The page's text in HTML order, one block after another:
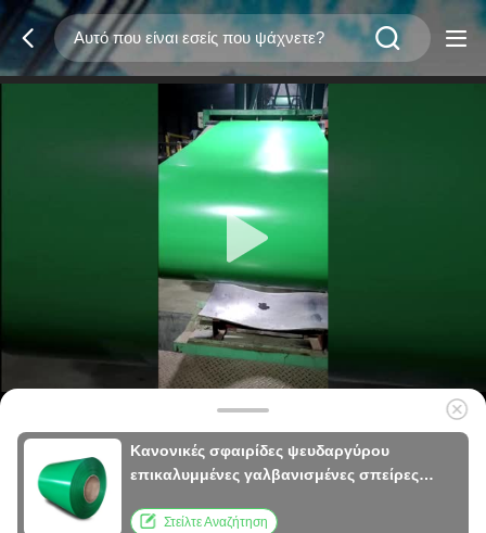
Κανονικές σφαιρίδες ψευδαργύρου
επικαλυμμένες γαλβανισμένες σπείρες
Στείλτε Αναζήτηση